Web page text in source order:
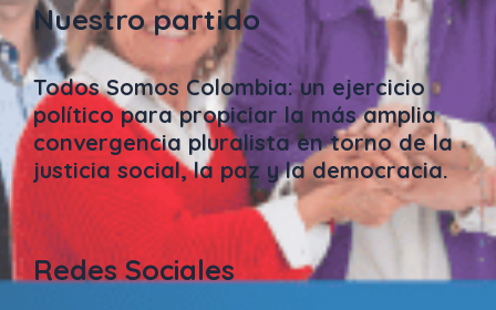
Nuestro partido
Todos Somos Colombia: un ejercicio
político para propiciar la más amplia
convergencia pluralista en torno de la
justicia social, la paz y la democracia.
Redes Sociales